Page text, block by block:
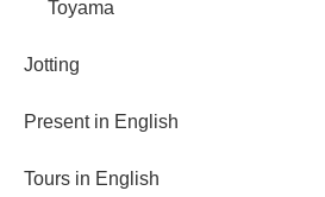
Toyama
Jotting
Present in English
Tours in English